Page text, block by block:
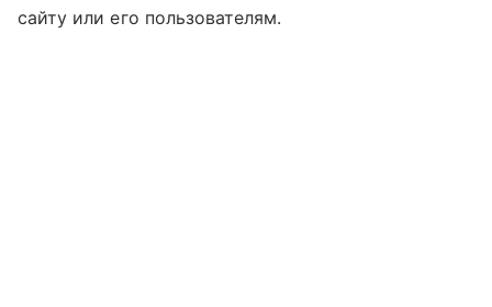
сайту или его пользователям.